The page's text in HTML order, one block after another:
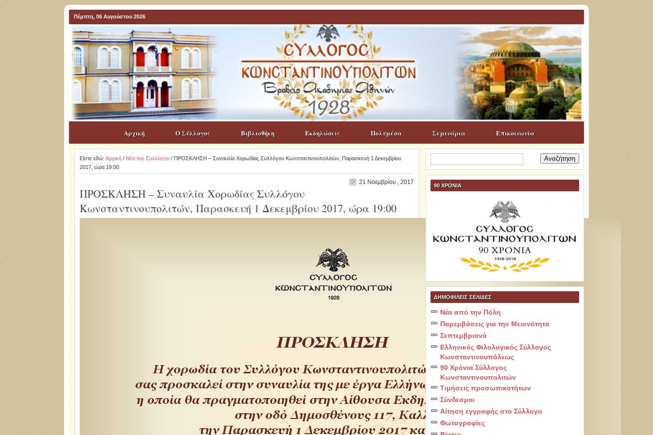
Πέμπτη, 06 Αυγούστου 2026
Αρχική Ο Σύλλογος Βιβλιοθήκη Εκδηλώσεις Πολυμέσα Σεμινάρια Επικοινωνία
Είστε εδώ: Αρχική/ Νέα του Συλλόγου/ ΠΡΟΣΚΛΗΣΗ – Συναυλία Χορωδίας Συλλόγου Κωνσταντινουπολιτών, Παρασκευή 1 Δεκεμβρίου
2017, ώρα 19:00
21 Νοεμβρίου , 2017
ΠΡΟΣΚΛΗΣΗ – Συναυλία Χορωδίας Συλλόγου
Κωνσταντινουπολιτών, Παρασκευή 1 Δεκεμβρίου 2017, ώρα 19:00
για:
90 ΧΡΟΝΙΑ
ΔΗΜΟΦΙΛΕΙΣ ΣΕΛΙΔΕΣ
Νέα από την Πόλη
Παρεμβάσεις για την Μειονότητα
Σεπτεμβριανά
Ελληνικός Φιλολογικός Σύλλογος
Κωνσταντινουπόλεως
90 Χρόνια Σύλλογος
Κωνσταντινουπολιτών
Τιμήσεις προσωπικοτήτων
Σύνδεσμοι
Αίτηση εγγραφής στο Σύλλογο
Φωτογραφίες